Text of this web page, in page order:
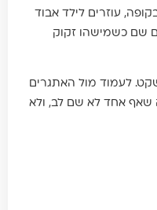
עוזרים לילד אבוד
שם כשמישהו זקוק
לעמוד מול האתגרים
שאף אחד לא שם לב, ולא